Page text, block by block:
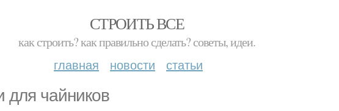
СТРОИТЬ ВСЕ
как строить? как правильно сделать? советы, идеи.
главная новости статьи
для чайников